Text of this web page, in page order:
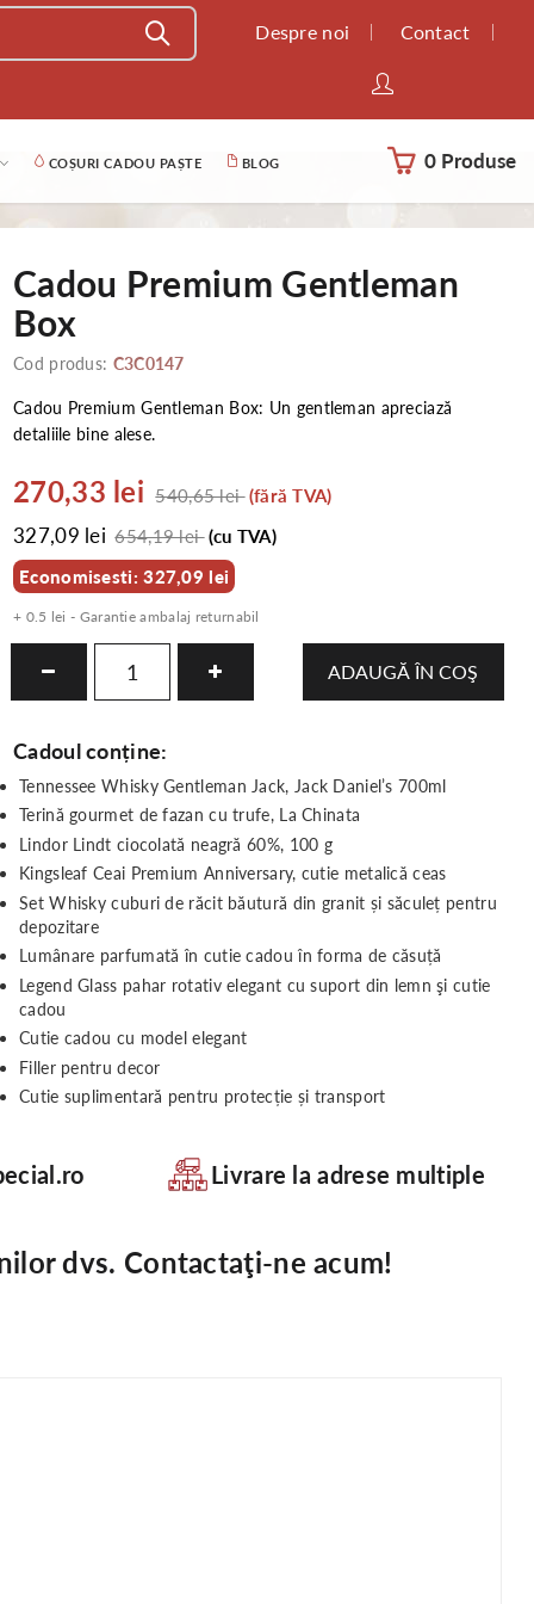
Despre noi Contact
COȘURI CADOU PAȘTE BLOG 0 Produse
Cadou Premium Gentleman
Box
Cod produs: C3C0147
Cadou Premium Gentleman Box: Un gentleman apreciază
detaliile bine alese.
270,33 lei 540,65 lei(fără TVA)
327,09 lei 654,19 lei(cu TVA)
Economisesti: 327,09 lei
+ 0.5 lei - Garantie ambalaj returnabil
ADAUGĂ ÎN COŞ
Cadoul conține:
Tennessee Whisky Gentleman Jack, Jack Daniel’s 700ml
Terină gourmet de fazan cu trufe, La Chinata
Lindor Lindt ciocolată neagră 60%, 100 g
Kingsleaf Ceai Premium Anniversary, cutie metalică ceas
Set Whisky cuburi de răcit băutură din granit și săculeț pentru
depozitare
Lumânare parfumată în cutie cadou în forma de căsuță
Legend Glass pahar rotativ elegant cu suport din lemn şi cutie
cadou
Cutie cadou cu model elegant
Filler pentru decor
Cutie suplimentară pentru protecție și transport
Livrare la adrese multiple
dvs. Contactaţi-ne acum!